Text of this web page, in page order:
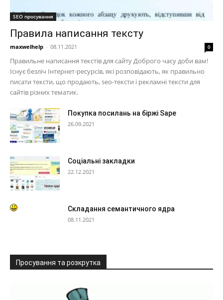
SEO просування
Правила написання тексту
maxwelhelp - 08.11.2021 0
Правильне написання текстів для сайту Доброго часу доби вам!
Існує безліч Інтернет-ресурсів, які розповідають, як правильно
писати тексти, що продають, seo-тексти і рекламні тексти для
сайтів різних тематик.
Покупка посилань на біржі Sape
26.09.2021
Соціальні закладки
22.12.2021
Складання семантичного ядра
08.11.2021
Просування та розкрутка